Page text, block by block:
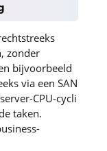
zonder
bijvoorbeeld
via een SAN
CPU-cycli
taken.